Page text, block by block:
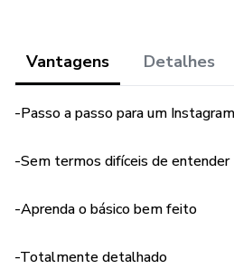
Vantagens Detalhes
-Passo a passo para um
-Sem termos difíceis de entender
-Aprenda o básico bem feito
-Totalmente detalhado